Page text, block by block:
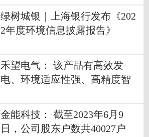
绿树城银｜上海银行发布《202
2年度环境信息披露报告》
禾望电气： 该产品有高效发
电、环境适应性强、高精度智
优势|全球关注
金能科技： 截至2023年6月9
日，公司股东户数共40027户